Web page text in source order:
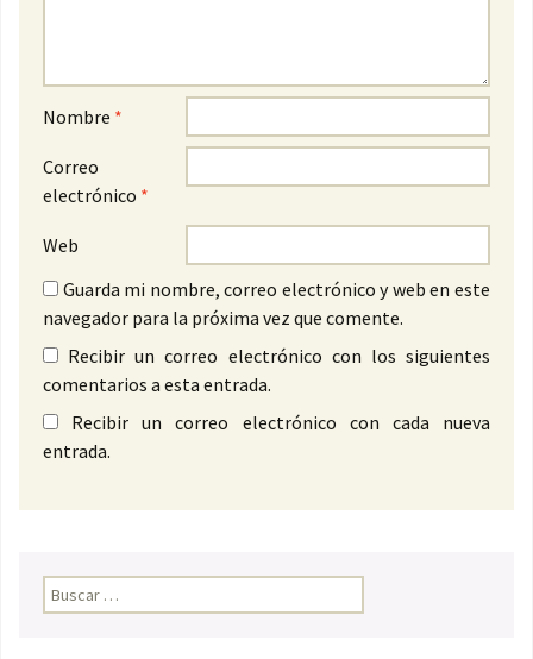
Nombre *
Correo
electrónico *
Web
Guarda mi nombre, correo electrónico y web en este
navegador para la próxima vez que comente.
Recibir un correo electrónico con los siguientes
comentarios a esta entrada.
Recibir un correo electrónico con cada nueva
entrada.
Buscar: